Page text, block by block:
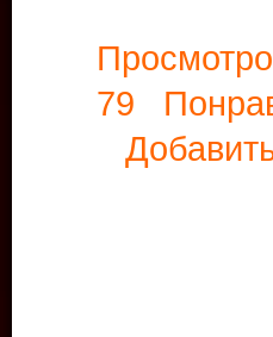
79